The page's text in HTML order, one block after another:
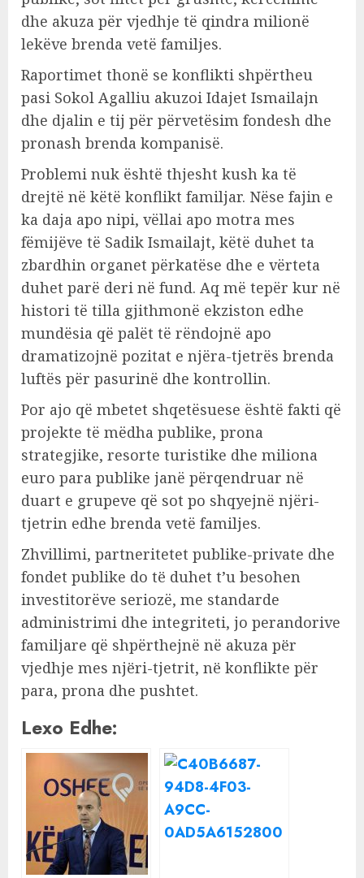
dhe akuza për vjedhje të qindra milionë
lekëve brenda vetë familjes.
Raportimet thonë se konflikti shpërtheu
pasi Sokol Agalliu akuzoi Idajet Ismailajn
dhe djalin e tij për përvetësim fondesh dhe
pronash brenda kompanisë.
Problemi nuk është thjesht kush ka të
drejtë në këtë konflikt familjar. Nëse fajin e
ka daja apo nipi, vëllai apo motra mes
fëmijëve të Sadik Ismailajt, këtë duhet ta
zbardhin organet përkatëse dhe e vërteta
duhet parë deri në fund. Aq më tepër kur në
histori të tilla gjithmonë ekziston edhe
mundësia që palët të rëndojnë apo
dramatizojnë pozitat e njëra-tjetrës brenda
luftës për pasurinë dhe kontrollin.
Por ajo që mbetet shqetësuese është fakti që
projekte të mëdha publike, prona
strategjike, resorte turistike dhe miliona
euro para publike janë përqendruar në
duart e grupeve që sot po shqyejnë njëri-
tjetrin edhe brenda vetë familjes.
Zhvillimi, partneritetet publike-private dhe
fondet publike do tё duhet t’u besohen
investitorëve seriozë, me standarde
administrimi dhe integriteti, jo perandorive
familjare që shpërthejnë në akuza pёr
vjedhje mes njёri-tjetrit, nё konflikte për
para, prona dhe pushtet.
Lexo Edhe: